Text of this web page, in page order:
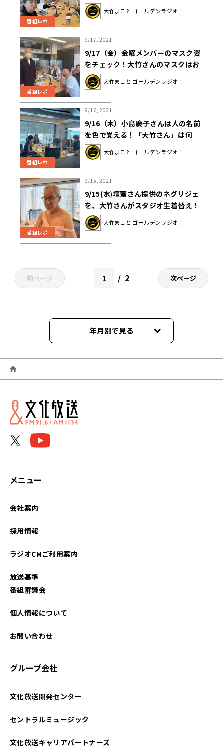
番組レポ
大竹さん細くて高いサンマに不
満！？
大竹まこと ゴールデンラジオ！
番組レポ
9/17, 2021
9/17（金）金曜メンバーのマスク姿
をチェック！大竹さんのマスクはお
ばあちゃんのパンツ！？
大竹まこと ゴールデンラジオ！
番組レポ
9/16, 2021
9/16（木）小島慶子さんは人の名前
を色で覚える！「大竹さん」は何
色！？
大竹まこと ゴールデンラジオ！
番組レポ
9/15, 2021
9/15(水)壇蜜さん提供のネグリジェ
を、大竹さんがスタジオ生着替え！
大竹まこと ゴールデンラジオ！
前ページ 2 次ページ
年月別で見る
2026年06月
2026年05月
2026年04月
2025年07月
2025年04月
メニュー
会社案内
採用情報
ラジオCMご利用案内
放送基準
番組審議会
個人情報について
お問い合わせ
グループ会社
文化放送開発センター
セントラルミュージック
文化放送キャリアパートナーズ